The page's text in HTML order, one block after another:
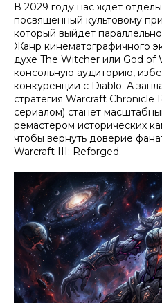
В 2029 году нас ждет
посвященный культовому
который выйдет
Жанр кинематографичного
духе The Witcher или God of
консольную аудиторию,
конкуренции с Diablo. А
стратегия Warcraft Chronicle
сериалом) станет
ремастером исторических
чтобы вернуть доверие
Warcraft III: Reforged.